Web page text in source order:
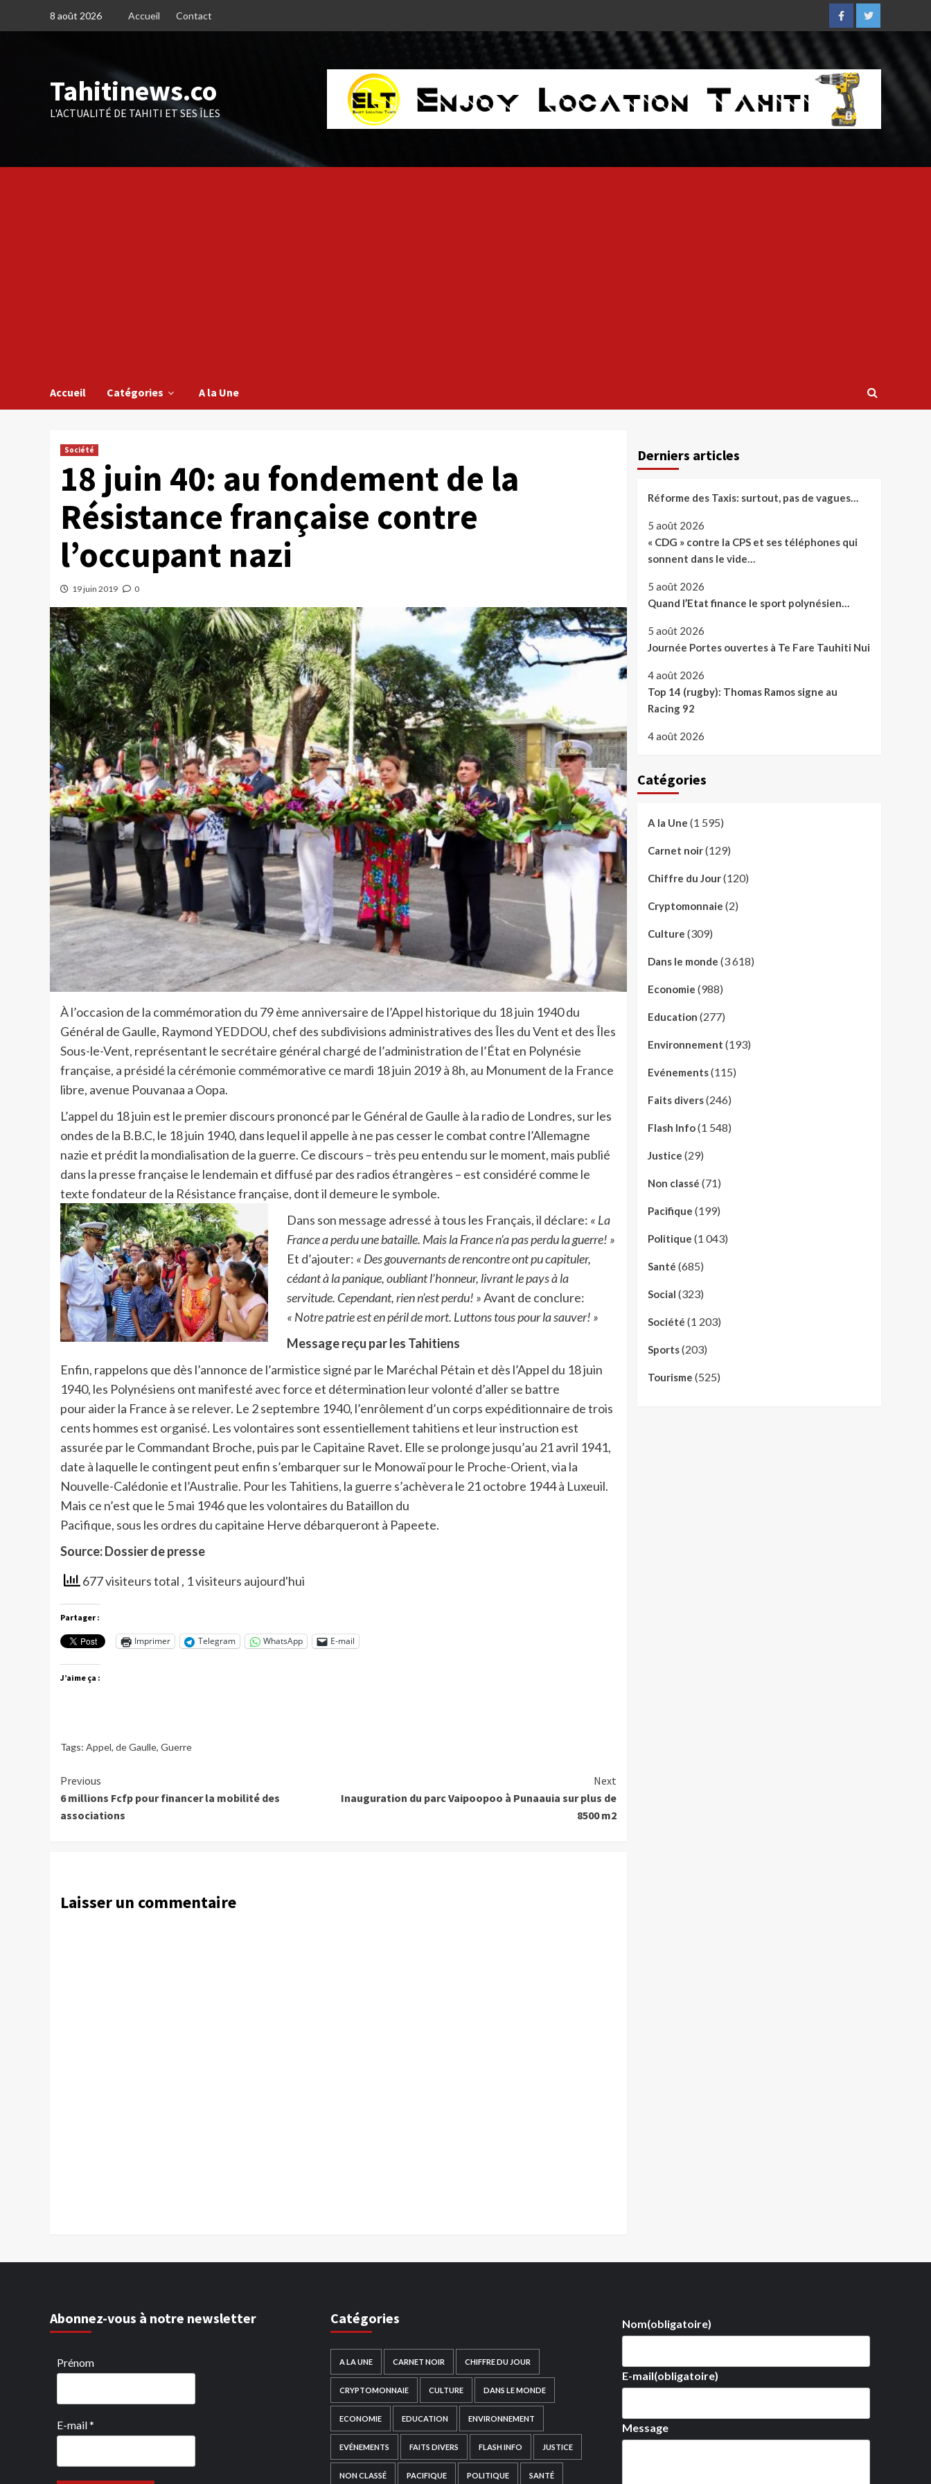
8 août 2026 Accueil Contact
FacebookTwitter
Tahitinews.co
L'ACTUALITÉ DE TAHITI ET SES ÎLES
Accueil Catégories A la Une
Société
18 juin 40: au fondement de la
Résistance française contre
l’occupant nazi
19 juin 2019 0
À l’occasion de la commémoration du 79 ème anniversaire de l’Appel historique du 18 juin 1940 du
Général de Gaulle, Raymond YEDDOU, chef des subdivisions administratives des Îles du Vent et des Îles
Sous-le-Vent, représentant le secrétaire général chargé de l’administration de l’État en Polynésie
française, a présidé la cérémonie commémorative ce mardi 18 juin 2019 à 8h, au Monument de la France
libre, avenue Pouvanaa a Oopa.
L’appel du 18 juin est le premier discours prononcé par le Général de Gaulle à la radio de Londres, sur les
ondes de la B.B.C, le 18 juin 1940, dans lequel il appelle à ne pas cesser le combat contre l’Allemagne
nazie et prédit la mondialisation de la guerre. Ce discours – très peu entendu sur le moment, mais publié
dans la presse française le lendemain et diffusé par des radios étrangères – est considéré comme le
texte fondateur de la Résistance française, dont il demeure le symbole.
Dans son message adressé à tous les Français, il déclare: « La
France a perdu une bataille. Mais la France n’a pas perdu la guerre! »
Et d’ajouter: « Des gouvernants de rencontre ont pu capituler,
cédant à la panique, oubliant l’honneur, livrant le pays à la
servitude. Cependant, rien n’est perdu! »Avant de conclure:
« Notre patrie est en péril de mort. Luttons tous pour la sauver! »
Message reçu par les Tahitiens
Enfin, rappelons que dès l’annonce de l’armistice signé par le Maréchal Pétain et dès l’Appel du 18 juin
1940, les Polynésiens ont manifesté avec force et détermination leur volonté d’aller se battre
pour aider la France à se relever. Le 2 septembre 1940, l’enrôlement d’un corps expéditionnaire de trois
cents hommes est organisé. Les volontaires sont essentiellement tahitiens et leur instruction est
assurée par le Commandant Broche, puis par le Capitaine Ravet. Elle se prolonge jusqu’au 21 avril 1941,
date à laquelle le contingent peut enfin s’embarquer sur le Monowaï pour le Proche-Orient, via la
Nouvelle-Calédonie et l’Australie. Pour les Tahitiens, la guerre s’achèvera le 21 octobre 1944 à Luxeuil.
Mais ce n’est que le 5 mai 1946 que les volontaires du Bataillon du
Pacifique, sous les ordres du capitaine Herve débarqueront à Papeete.
Source: Dossier de presse
677 visiteurs total , 1 visiteurs aujourd'hui
Partager :
Imprimer Telegram WhatsApp E-mail
J’aime ça :
Tags: Appel, de Gaulle, Guerre
Continue
Reading
Previous
6 millions Fcfp pour financer la mobilité des
associations
Next
Inauguration du parc Vaipoopoo à Punaauia sur plus de
8500 m2
Laisser un commentaire
Derniers articles
Réforme des Taxis: surtout, pas de vagues…
5 août 2026
« CDG » contre la CPS et ses téléphones qui
sonnent dans le vide…
5 août 2026
Quand l’Etat finance le sport polynésien…
5 août 2026
Journée Portes ouvertes à Te Fare Tauhiti Nui
4 août 2026
Top 14 (rugby): Thomas Ramos signe au
Racing 92
4 août 2026
Catégories
A la Une (1 595)
Carnet noir(129)
Chiffre du Jour(120)
Cryptomonnaie (2)
Culture (309)
Dans le monde (3 618)
Economie (988)
Education (277)
Environnement (193)
Evénements(115)
Faits divers(246)
Flash Info(1 548)
Justice (29)
Non classé (71)
Pacifique (199)
Politique (1 043)
Santé (685)
Social (323)
Société (1 203)
Sports(203)
Tourisme (525)
Abonnez-vous à notre newsletter
Prénom
E-mail*
Catégories
A LA UNE CARNET NOIR CHIFFRE DU JOUR
CRYPTOMONNAIE CULTURE DANS LE MONDE
ECONOMIE EDUCATION ENVIRONNEMENT
EVÉNEMENTS FAITS DIVERS FLASH INFO JUSTICE
NON CLASSÉ PACIFIQUE POLITIQUE SANTÉ
Nom(obligatoire)
E-mail(obligatoire)
Message